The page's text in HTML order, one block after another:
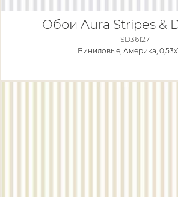
Обои Aura Stripes &
SD36127
Виниловые, Америка,